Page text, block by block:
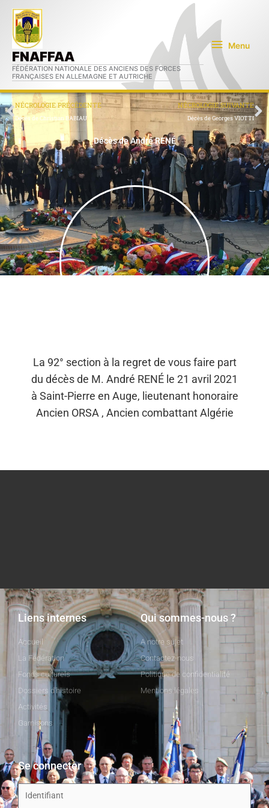
contenu
FNAFFAA
FÉDÉRATION NATIONALE DES ANCIENS DES FORCES
FRANÇAISES EN ALLEMAGNE ET AUTRICHE
Menu
Précédent
NÉCROLOGIE PRÉCÉDENTE
Décès de Christian BABIAU
NÉCROLOGIE SUIVANTE
Décès de Georges VIOTTI
Décès de André RENÉ
La 92° section à la regret de vous faire part
du décès de M. André RENÉ le 21 avril 2021
à Saint-Pierre en Auge, lieutenant honoraire
Ancien ORSA , Ancien combattant Algérie
Liens internes
Accueil
La Fédération
Fonds culturels
Dossiers d'histoire
Activités
Garnisons
Qui sommes-nous ?
A notre sujet
Contactez-nous
Politique de confidentialité
Mentions légales
Se connecter